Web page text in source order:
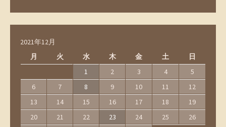
2021年12月
月
火 水 木 金 土 日
1 2 3 4
5
6
7 8 9 10 11
12
13
14 15 16 17 18
19
20
21 22 23 24 25
26